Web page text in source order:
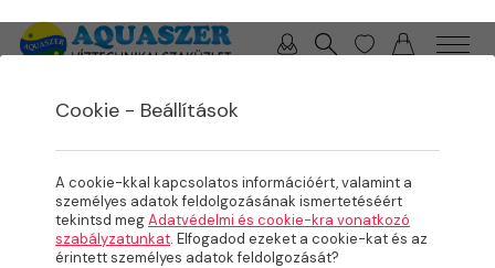
Cookie - Beállítások
A cookie-kkal kapcsolatos információért, valamint a
személyes adatok feldolgozásának ismertetéséért
tekintsd megAdatvédelmi és cookie-kra vonatkozó
szabályzatunkat. Elfogadod ezeket a cookie-kat és az
érintett személyes adatok feldolgozását?